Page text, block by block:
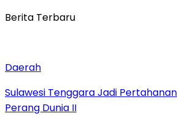
Berita Terbaru
Daerah
Sulawesi Tenggara Jadi
Perang Dunia II